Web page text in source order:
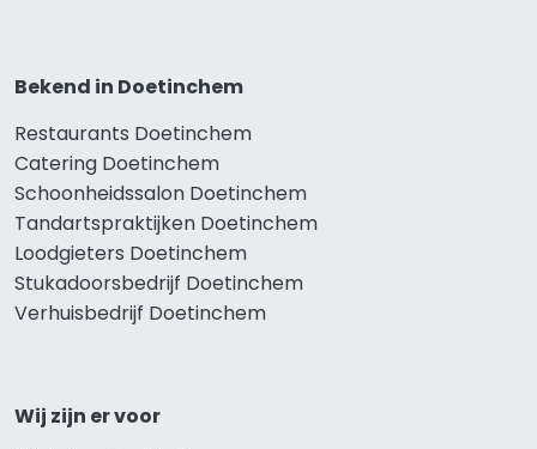
Bekend in Doetinchem
Restaurants Doetinchem
Catering Doetinchem
Schoonheidssalon Doetinchem
Tandartspraktijken Doetinchem
Loodgieters Doetinchem
Stukadoorsbedrijf Doetinchem
Verhuisbedrijf Doetinchem
Wij zijn er voor